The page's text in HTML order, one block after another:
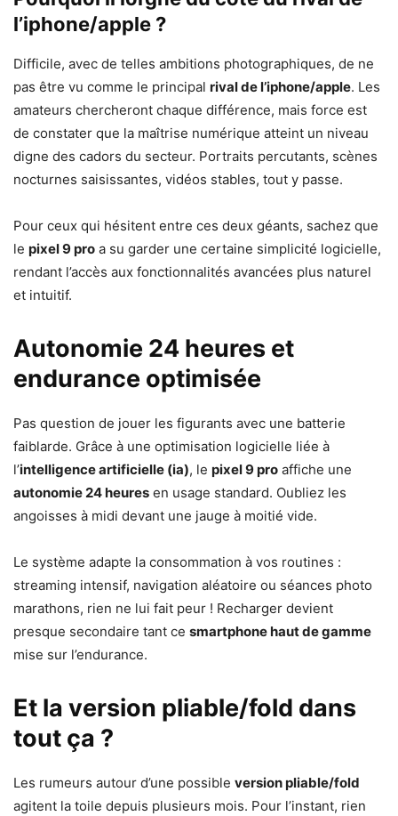
l’iphone/apple ?
Difficile, avec de telles ambitions photographiques, de ne
pas être vu comme le principal rival de l’iphone/apple. Les
amateurs chercheront chaque différence, mais force est
de constater que la maîtrise numérique atteint un niveau
digne des cadors du secteur. Portraits percutants, scènes
nocturnes saisissantes, vidéos stables, tout y passe.
Pour ceux qui hésitent entre ces deux géants, sachez que
le pixel 9 pro a su garder une certaine simplicité logicielle,
rendant l’accès aux fonctionnalités avancées plus naturel
et intuitif.
Autonomie 24 heures et
endurance optimisée
Pas question de jouer les figurants avec une batterie
faiblarde. Grâce à une optimisation logicielle liée à
l’intelligence artificielle (ia), le pixel 9 pro affiche une
autonomie 24 heures en usage standard. Oubliez les
angoisses à midi devant une jauge à moitié vide.
Le système adapte la consommation à vos routines :
streaming intensif, navigation aléatoire ou séances photo
marathons, rien ne lui fait peur ! Recharger devient
presque secondaire tant ce smartphone haut de gamme
mise sur l’endurance.
Et la version pliable/fold dans
tout ça ?
Les rumeurs autour d’une possible version pliable/fold
agitent la toile depuis plusieurs mois. Pour l’instant, rien